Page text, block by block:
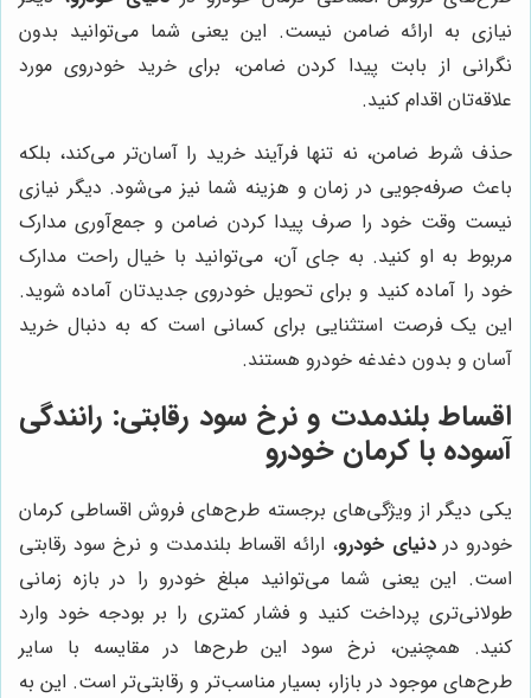
نیازی به ارائه ضامن نیست. این یعنی شما می‌توانید بدون
نگرانی از بابت پیدا کردن ضامن، برای خرید خودروی مورد
علاقه‌تان اقدام کنید.
حذف شرط ضامن، نه تنها فرآیند خرید را آسان‌تر می‌کند، بلکه
باعث صرفه‌جویی در زمان و هزینه شما نیز می‌شود. دیگر نیازی
نیست وقت خود را صرف پیدا کردن ضامن و جمع‌آوری مدارک
مربوط به او کنید. به جای آن، می‌توانید با خیال راحت مدارک
خود را آماده کنید و برای تحویل خودروی جدیدتان آماده شوید.
این یک فرصت استثنایی برای کسانی است که به دنبال خرید
آسان و بدون دغدغه خودرو هستند.
اقساط بلندمدت و نرخ سود رقابتی: رانندگی
آسوده با کرمان خودرو
یکی دیگر از ویژگی‌های برجسته طرح‌های فروش اقساطی کرمان
خودرو دردنیای خودرو، ارائه اقساط بلندمدت و نرخ سود رقابتی
است. این یعنی شما می‌توانید مبلغ خودرو را در بازه زمانی
طولانی‌تری پرداخت کنید و فشار کمتری را بر بودجه خود وارد
کنید. همچنین، نرخ سود این طرح‌ها در مقایسه با سایر
طرح‌های موجود در بازار، بسیار مناسب‌تر و رقابتی‌تر است. این به